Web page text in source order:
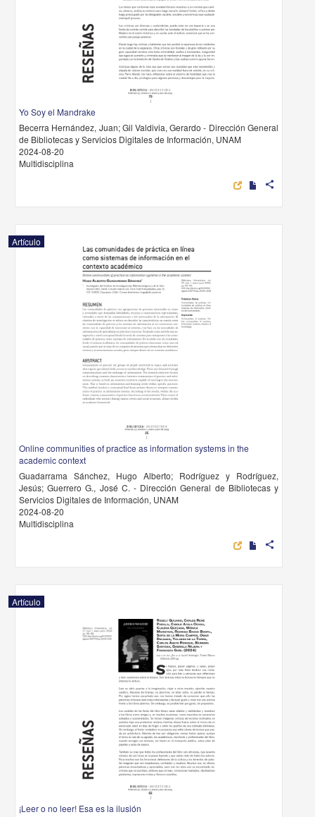
Yo Soy el Mandrake
Becerra Hernández, Juan; Gil Valdivia, Gerardo - Dirección General
de Bibliotecas y Servicios Digitales de Información, UNAM
2024-08-20
Multidisciplina
share
Artículo
Online communities of practice as information systems in the
academic context
Guadarrama Sánchez, Hugo Alberto; Rodríguez y Rodríguez,
Jesús; Guerrero G., José C. - Dirección General de Bibliotecas y
Servicios Digitales de Información, UNAM
2024-08-20
Multidisciplina
share
Artículo
¡Leer o no leer! Esa es la ilusión